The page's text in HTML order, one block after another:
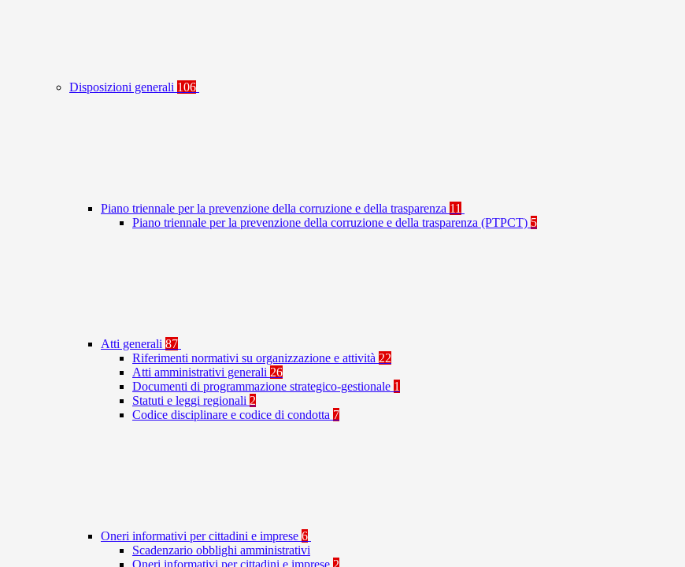
Disposizioni generali 106
Piano triennale per la prevenzione della corruzione e della trasparenza 11
Piano triennale per la prevenzione della corruzione e della trasparenza (PTPCT) 5
Atti generali 87
Riferimenti normativi su organizzazione e attività 22
Atti amministrativi generali 26
Documenti di programmazione strategico-gestionale 1
Statuti e leggi regionali 2
Codice disciplinare e codice di condotta 7
Oneri informativi per cittadini e imprese 6
Scadenzario obblighi amministrativi